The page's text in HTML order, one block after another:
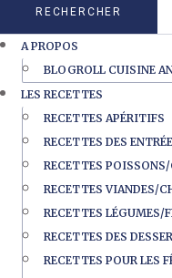
RECHERCHER
A PROPOS
BLOGROLL CUISINE
LES RECETTES
RECETTES APÉRITIFS
RECETTES DES
RECETTES POISSONS/
RECETTES VIANDES/
RECETTES LÉGUMES/
RECETTES DES
RECETTES POUR LES